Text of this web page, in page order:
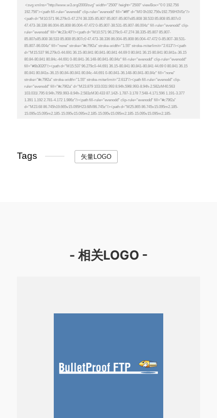
Tags 矢量LOGO
- 相关LOGO -